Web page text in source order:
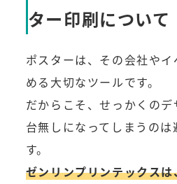
ター印刷について
ポスターは、その会社や
める大切なツールです。
だからこそ、せっかくの
台無しになってしまうの
す。
ゼンリンプリンテックス